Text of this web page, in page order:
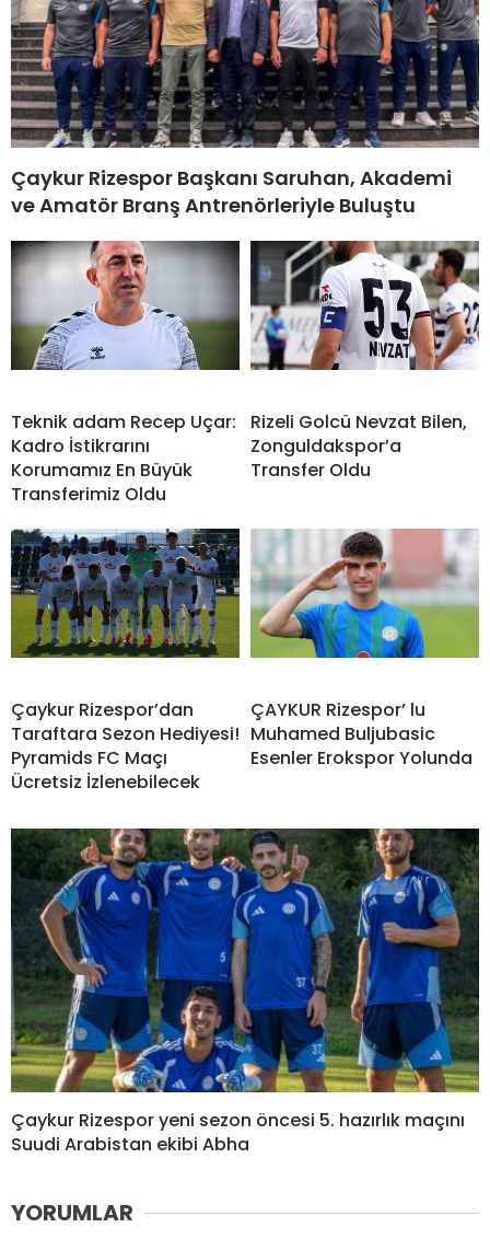
Çaykur Rizespor Başkanı Saruhan, Akademi
ve Amatör Branş Antrenörleriyle Buluştu
Teknik adam Recep Uçar:
Kadro İstikrarını
Korumamız En Büyük
Transferimiz Oldu
Rizeli Golcü Nevzat Bilen,
Zonguldakspor’a
Transfer Oldu
Çaykur Rizespor’dan
Taraftara Sezon Hediyesi!
Pyramids FC Maçı
Ücretsiz İzlenebilecek
ÇAYKUR Rizespor’ lu
Muhamed Buljubasic
Esenler Erokspor Yolunda
Çaykur Rizespor yeni sezon öncesi 5. hazırlık maçını
Suudi Arabistan ekibi Abha
YORUMLAR